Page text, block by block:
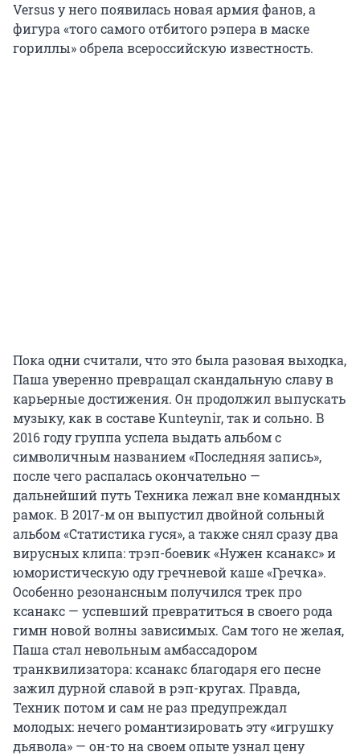
Versus у него появилась новая армия фанов, а
фигура «того самого отбитого рэпера в маске
гориллы» обрела всероссийскую известность.
Пока одни считали, что это была разовая выходка,
Паша уверенно превращал скандальную славу в
карьерные достижения. Он продолжил выпускать
музыку, как в составе Kunteynir, так и сольно. В
2016 году группа успела выдать альбом с
символичным названием «Последняя запись»,
после чего распалась окончательно —
дальнейший путь Техника лежал вне командных
рамок. В 2017-м он выпустил двойной сольный
альбом «Статистика гуся», а также снял сразу два
вирусных клипа: трэп-боевик «Нужен ксанакс» и
юмористическую оду гречневой каше «Гречка».
Особенно резонансным получился трек про
ксанакс — успевший превратиться в своего рода
гимн новой волны зависимых. Сам того не желая,
Паша стал невольным амбассадором
транквилизатора: ксанакс благодаря его песне
зажил дурной славой в рэп-кругах. Правда,
Техник потом и сам не раз предупреждал
молодых: нечего романтизировать эту «игрушку
дьявола» — он-то на своем опыте узнал цену